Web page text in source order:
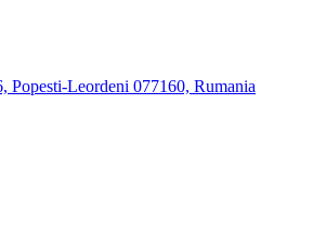
Popesti-Leordeni 077160, Rumania